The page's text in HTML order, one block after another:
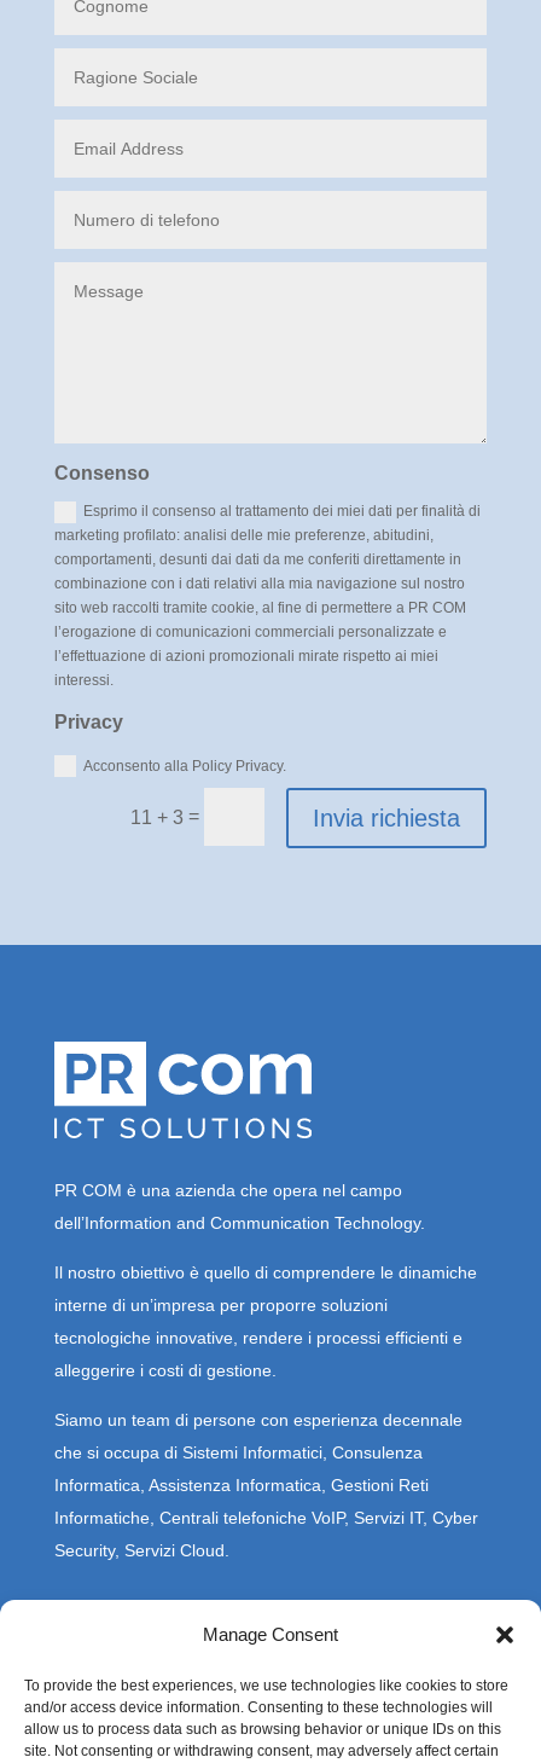
Manage Consent
To provide the best experiences, we use technologies like cookies to store
and/or access device information. Consenting to these technologies will
allow us to process data such as browsing behavior or unique IDs on this
site. Not consenting or withdrawing consent, may adversely affect certain
Consenso
Esprimo il consenso al trattamento dei miei dati per finalità di
marketing profilato: analisi delle mie preferenze, abitudini,
comportamenti, desunti dai dati da me conferiti direttamente in
combinazione con i dati relativi alla mia navigazione sul nostro
sito web raccolti tramite cookie, al fine di permettere a PR COM
l’erogazione di comunicazioni commerciali personalizzate e
l’effettuazione di azioni promozionali mirate rispetto ai miei
interessi.
Privacy
Acconsento alla Policy Privacy.
11 + 3 = Invia richiesta
PR COM è una azienda che opera nel campo
dell’Information and Communication Technology.
Il nostro obiettivo è quello di comprendere le dinamiche
interne di un’impresa per proporre soluzioni
tecnologiche innovative, rendere i processi efficienti e
alleggerire i costi di gestione.
Siamo un team di persone con esperienza decennale
che si occupa di Sistemi Informatici, Consulenza
Informatica, Assistenza Informatica, Gestioni Reti
Informatiche, Centrali telefoniche VoIP, Servizi IT, Cyber
Security, Servizi Cloud.
Lun – Ven 09.00 – 13.00 14.00 – 18.00